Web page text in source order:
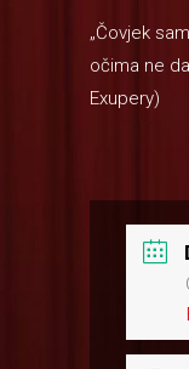
„Čovjek
očima ne
Exupery)